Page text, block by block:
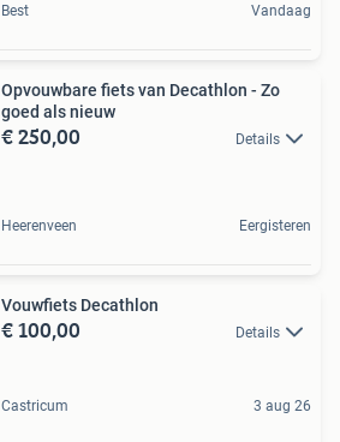
Best Vandaag
Opvouwbare fiets van Decathlon - Zo
goed als nieuw
€ 250,00 Details
Heerenveen Eergisteren
Vouwfiets Decathlon
€ 100,00 Details
Castricum 3 aug 26